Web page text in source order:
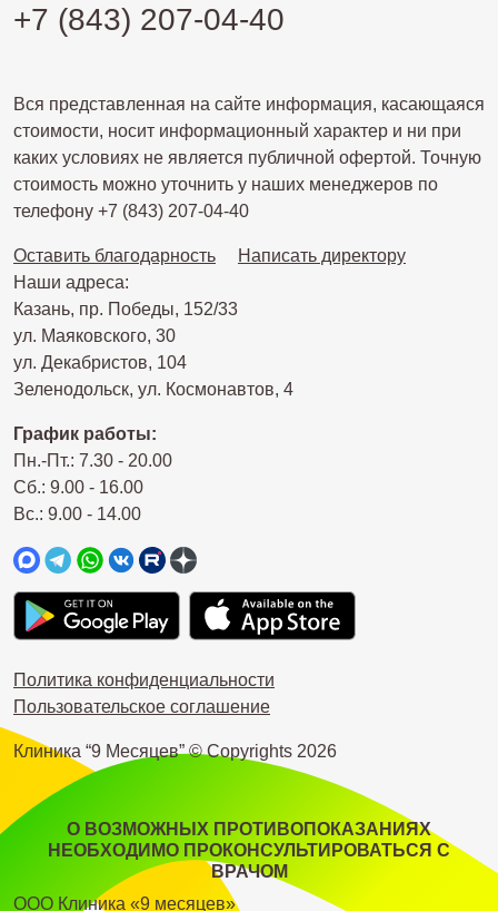
+7 (843) 207-04-40
Вся представленная на сайте информация, касающаяся
стоимости, носит информационный характер и ни при
каких условиях не является публичной офертой. Точную
стоимость можно уточнить у наших менеджеров по
телефону +7 (843) 207-04-40
Оставить благодарность
Написать директору
Наши адреса:
Казань, пр. Победы, 152/33
ул. Маяковского, 30
ул. Декабристов, 104
Зеленодольск, ул. Космонавтов, 4
График работы:
Пн.-Пт.: 7.30 - 20.00
Сб.: 9.00 - 16.00
Вс.: 9.00 - 14.00
Клиника “9 Месяцев” © Copyrights 2026
Политика конфиденциальности
Пользовательское соглашение
О ВОЗМОЖНЫХ ПРОТИВОПОКАЗАНИЯХ
НЕОБХОДИМО ПРОКОНСУЛЬТИРОВАТЬСЯ С
ВРАЧОМ
ООО Клиника «9 месяцев»